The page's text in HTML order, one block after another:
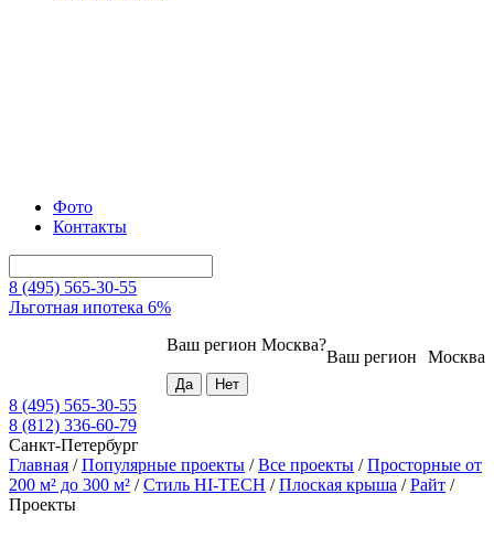
Фото
Контакты
8 (495) 565-30-55
Льготная ипотека 6%
Москва
Ваш регион
Ваш регион Москва?
8 (495) 565-30-55
8 (812) 336-60-79
Санкт-Петербург
Главная /Популярные проекты /Все проекты /Просторные от
200 м² до 300 м² /Стиль HI-TECH /Плоская крыша /Райт /
Проекты